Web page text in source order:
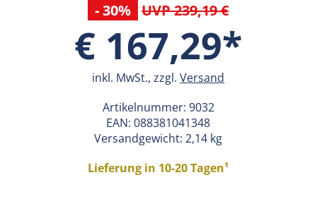
- 30% UVP 239,19 €
€ 167,29*
inkl. MwSt., zzgl.Versand
Artikelnummer: 9032
EAN:088381041348
Versandgewicht: 2,14 kg
Lieferung in 10-20 Tagen¹